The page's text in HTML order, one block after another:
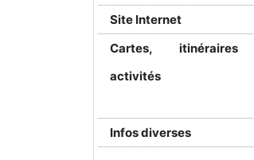
Site Internet
Cartes,
activités
Infos diverses